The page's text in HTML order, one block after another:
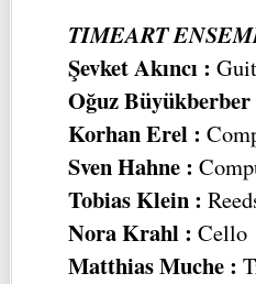
TIMEART
Şevket Akıncı :
Oğuz
Korhan Erel :
Sven Hahne :
Tobias Klein :
Nora Krahl : Cello
Matthias Muche :